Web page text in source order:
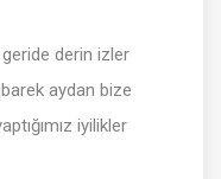
geride derin izler
aydan bize
iyilikler